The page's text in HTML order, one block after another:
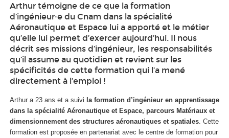
Arthur témoigne de ce que la formation
d’ingénieur·e du Cnam dans la spécialité
Aéronautique et Espace lui a apporté et le métier
qu’elle lui permet d’exercer aujourd’hui. Il nous
décrit ses missions d’ingénieur, les responsabilités
qu’il assume au quotidien et revient sur les
spécificités de cette formation qui l’a mené
directement à l’emploi !
Arthur a 23 ans et a suivi la formation d’ingénieur en apprentissage
dans la spécialité Aéronautique et Espace, parcours Matériaux et
dimensionnement des structures aéronautiques et spatiales . Cette
formation est proposée en partenariat avec le centre de formation pour